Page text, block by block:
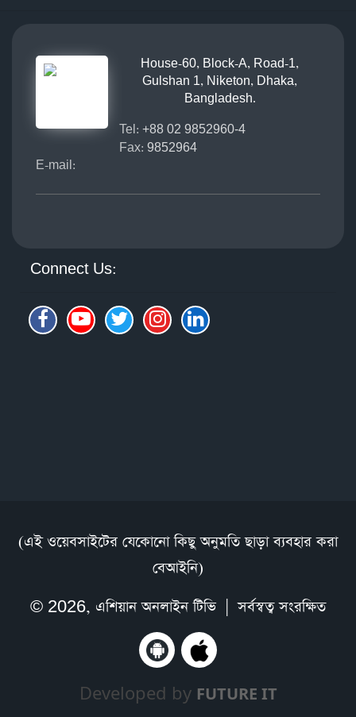
House-60, Block-A, Road-1,
Gulshan 1, Niketon, Dhaka,
Bangladesh.
Tel: +88 02 9852960-4
Fax: 9852964
E-mail:
Connect Us:
(এই ওয়েবসাইটের যেকোনো কিছু অনুমতি ছাড়া ব্যবহার করা
বেআইনি)
© 2026, এশিয়ান অনলাইন টিভি| সর্বস্বত্ব সংরক্ষিত
Developed by FUTURE IT